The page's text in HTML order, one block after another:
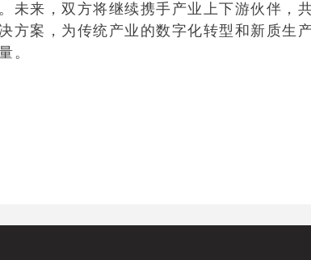
未来，双方将继续携手产业上下游伙伴，
方案，为传统产业的数字化转型和新质生
。